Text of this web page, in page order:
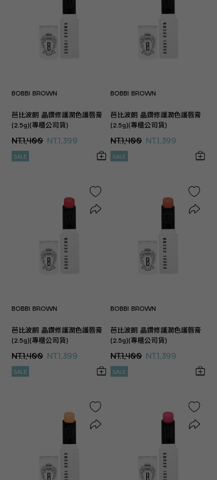
BOBBI BROWN
芭比波朗 晶鑽修護潤色護唇膏
(2.5g)(專櫃公司貨)
NT.1,400 NT.1,399
SALE
BOBBI BROWN
芭比波朗 晶鑽修護潤色護唇膏
(2.5g)(專櫃公司貨)
NT.1,400 NT.1,399
SALE
BOBBI BROWN
芭比波朗 晶鑽修護潤色護唇膏
(2.5g)(專櫃公司貨)
NT.1,400 NT.1,399
SALE
BOBBI BROWN
芭比波朗 晶鑽修護潤色護唇膏
(2.5g)(專櫃公司貨)
NT.1,400 NT.1,399
SALE